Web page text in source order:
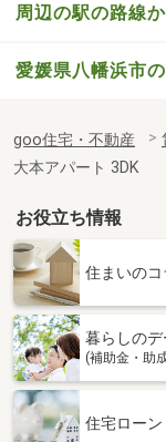
周辺の駅の路線
愛媛県八幡浜市
goo住宅・不動産
大本アパート 3DK
お役立ち情報
住まいのコ
暮らしのデ
(補助金・助
住宅ローン